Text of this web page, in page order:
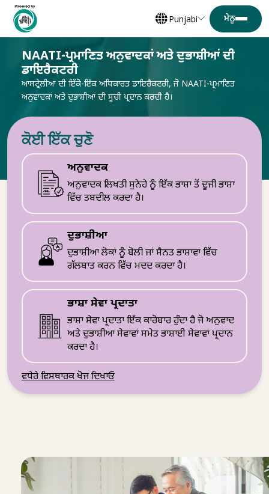
Punjabi
NAATI-ਪ੍ਰਮਾਣਿਤ ਅਨੁਵਾਦਕਾਂ ਅਤੇ ਦੁਭਾਸ਼ੀਆਂ ਦੀ
ਡਾਇਰੈਕਟਰੀ
ਆਸਟ੍ਰੇਲੀਆ ਦੀ ਇੱਕੋ-ਇੱਕ ਅਧਿਕਾਰਤ ਡਾਇਰੈਕਟਰੀ, ਜੋ NAATI-ਪ੍ਰਮਾਣਿਤ
ਅਨੁਵਾਦਕਾਂ ਅਤੇ ਦੁਭਾਸ਼ੀਆਂ ਦੀ ਸੂਚੀ ਪ੍ਰਦਾਨ ਕਰਦੀ ਹੈ।
ਕੋਈ ਇੱਕ ਚੁਣੋ
ਅਨੁਵਾਦਕ
ਅਨੁਵਾਦਕ ਲਿਖਤੀ ਸੁਨੇਹੇ ਨੂੰ ਇੱਕ ਭਾਸ਼ਾ ਤੋਂ ਦੂਜੀ ਭਾਸ਼ਾ
ਵਿੱਚ ਤਬਦੀਲ ਕਰਦਾ ਹੈ।
ਦੁਭਾਸ਼ੀਆ
ਦੁਭਾਸ਼ੀਆ ਲੋਕਾਂ ਨੂੰ ਬੋਲੀ ਜਾਂ ਸੈਨਤ ਭਾਸ਼ਾਵਾਂ ਵਿੱਚ
ਗੱਲਬਾਤ ਕਰਨ ਵਿੱਚ ਮਦਦ ਕਰਦਾ ਹੈ।
ਭਾਸ਼ਾ ਸੇਵਾ ਪ੍ਰਦਾਤਾ
ਭਾਸ਼ਾ ਸੇਵਾ ਪ੍ਰਦਾਤਾ ਇੱਕ ਕਾਰੋਬਾਰ ਹੁੰਦਾ ਹੈ ਜੋ ਅਨੁਵਾਦ
ਅਤੇ ਦੁਭਾਸ਼ੀਆ ਸੇਵਾਵਾਂ ਸਮੇਤ ਭਾਸ਼ਾਈ ਸੇਵਾਵਾਂ ਪ੍ਰਦਾਨ
ਕਰਦਾ ਹੈ।
ਵਧੇਰੇ ਵਿਸਥਾਰਕ ਖੋਜ ਦਿਖਾਓ